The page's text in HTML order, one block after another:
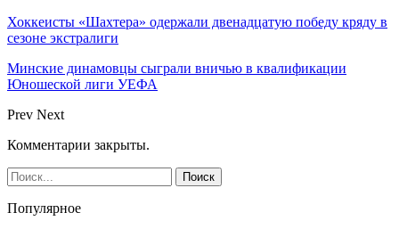
Хоккеисты «Шахтера» одержали двенадцатую победу кряду в
сезоне экстралиги
Минские динамовцы сыграли вничью в квалификации
Юношеской лиги УЕФА
Prev Next
Комментарии закрыты.
Популярное